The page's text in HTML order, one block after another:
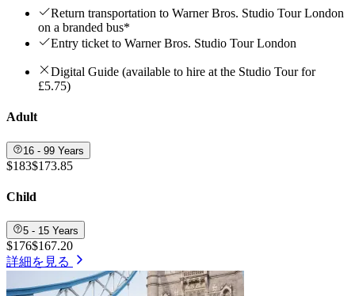
Return transportation to Warner Bros. Studio Tour London
on a branded bus*
Entry ticket to Warner Bros. Studio Tour London
Digital Guide (available to hire at the Studio Tour for
£5.75)
Adult
16 - 99 Years
$183$173.85
Child
5 - 15 Years
$176$167.20
詳細を見る